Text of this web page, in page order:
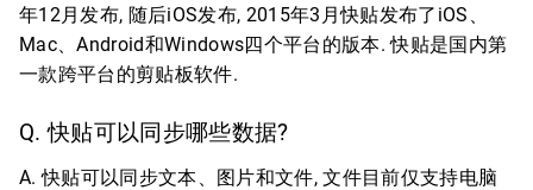
年12月发布, 随后iOS发布, 2015年3月快贴发布了iOS、
Mac、Android和Windows四个平台的版本. 快贴是国内第
一款跨平台的剪贴板软件.
Q. 快贴可以同步哪些数据?
A. 快贴可以同步文本、图片和文件, 文件目前仅支持电脑